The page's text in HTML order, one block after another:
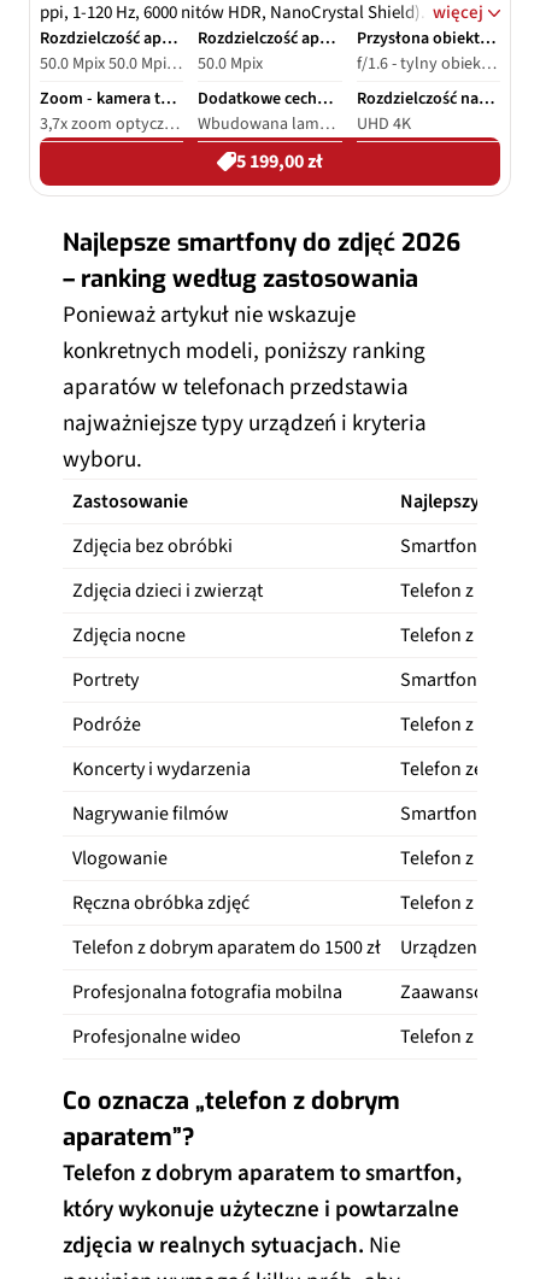
Rozdzielczość aparatu - tył
50.0 Mpix 50.0 Mpix - ultraszerokokątny 200.0 Mpix - teleobiektyw
Rozdzielczość aparatu - przód
50.0 Mpix
Przysłona obiektywu
f/1.6 - tylny obiektyw f/2.0 - tylny obiektyw ultraszerokokątny f/2.6 - tylny teleobiektyw f/2.0 - przedni obiektyw
Zoom - kamera tylna
3,7x zoom optyczny 100x zoom cyfrowy
Dodatkowe cechy aparatu
Wbudowana lampa błyskowa, Cyfrowa stabilizacja obrazu, Optyczna stabilizacja obrazu
Rozdzielczość nagrywania wideo
UHD 4K
ppi, 1-120 Hz, 6000 nitów HDR, NanoCrystal Shield).
Snapdragon 8 Elite Gen 5 (3 nm, do 4,6 GHz) + 12 GB RAM +
512 GB UFS 4.1 zapewniają AnTuTu >3,6 mln i MagicOS 10
(Android 16). Aparaty: 200 MP Ultra Night tele OIS + 50 MP
UW + 50 MP główny OIS + TOF, selfie 50 MP; 4K 120fps HDR,
zoom 3,7x. Bateria 6270 mAh (Europa) z 100 W
przewodowym (pełne w 30 min), 80 W bezprzewodowym,
IP68/69, Wi-Fi 7, BT 6.0, NFC, IR.
więcej
5 199,00 zł
Najlepsze smartfony do zdjęć 2026
– ranking według zastosowania
Ponieważ artykuł nie wskazuje
konkretnych modeli, poniższy ranking
aparatów w telefonach przedstawia
najważniejsze typy urządzeń i kryteria
wyboru.
Zastosowanie
Najlepszy
Zdjęcia bez obróbki
Smartfon z
Zdjęcia dzieci i zwierząt
Telefon z
Zdjęcia nocne
Telefon z dużą
Portrety
Smartfon z
Podróże
Telefon z
Koncerty i wydarzenia
Telefon ze
Nagrywanie filmów
Smartfon z
Vlogowanie
Telefon z
Ręczna obróbka zdjęć
Telefon z RAW
Telefon z dobrym aparatem do 1500 zł
Urządzenie z
Profesjonalna fotografia mobilna
Zaawansowany
Profesjonalne wideo
Telefon z LOG
Co oznacza „telefon z dobrym
aparatem”?
Telefon z dobrym aparatem to smartfon,
który wykonuje użyteczne i powtarzalne
zdjęcia w realnych sytuacjach. Nie